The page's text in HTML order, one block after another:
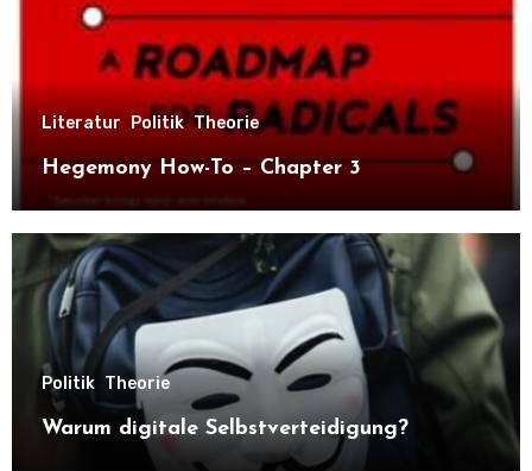
Literatur Politik Theorie
Hegemony How-To – Chapter 3
Politik Theorie
Warum digitale Selbstverteidigung?